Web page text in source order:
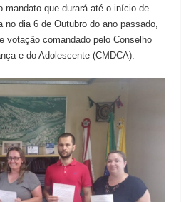
mandato que durará até o início de
no dia 6 de Outubro do ano passado,
votação comandado pelo Conselho
e do Adolescente (CMDCA).